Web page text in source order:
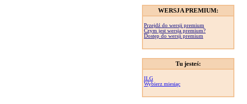
WERSJA PREMIUM:
Przejdź do wersji premium
Czym jest wersja premium?
Dostęp do wersji premium
Tu jesteś:
ILG
Wybierz miesiąc